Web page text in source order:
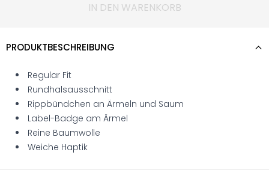
IN DEN WARENKORB
PRODUKTBESCHREIBUNG
Regular Fit
Rundhalsausschnitt
Rippbündchen an Ärmeln und Saum
Label-Badge am Ärmel
Reine Baumwolle
Weiche Haptik